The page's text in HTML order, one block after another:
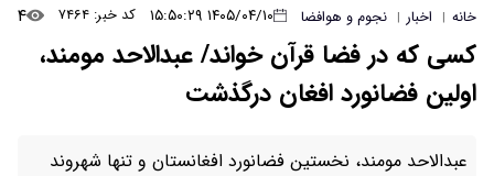
خانه | اخبار | نجوم و هوافضا ۱۴۰۵/۰۴/۱۰ ۱۵:۵۰:۲۹ کد خبر: ۷۴۶۴ ۴
کسی که در فضا قرآن خواند/ عبدالاحد مومند،
اولین فضانورد افغان درگذشت
عبدالاحد مومند، نخستین فضانورد افغانستان و تنها شهروند